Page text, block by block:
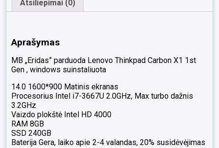
Atsiliepimai (0)
Aprašymas
MB „Eridas” parduoda Lenovo Thinkpad Carbon X1 1st
Gen , windows suinstaliuota
14.0 1600*900 Matinis ekranas
Procesorius Intel i7-3667U 2.0GHz, Max turbo dažnis
3.2GHz
Vaizdo plokštė Intel HD 4000
RAM 8GB
SSD 240GB
Baterija Gera, laiko apie 2-4 valandas, 20% susidėvėjimas